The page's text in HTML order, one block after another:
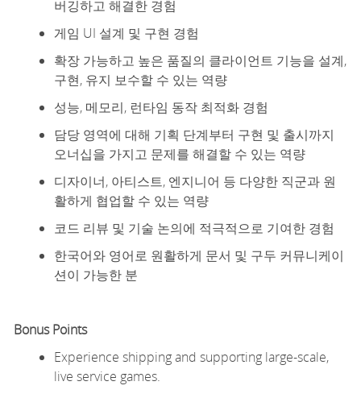
버깅하고 해결한 경험
게임 UI 설계 및 구현 경험
확장 가능하고 높은 품질의 클라이언트 기능을 설계,
구현, 유지 보수할 수 있는 역량
성능, 메모리, 런타임 동작 최적화 경험
담당 영역에 대해 기획 단계부터 구현 및 출시까지
오너십을 가지고 문제를 해결할 수 있는 역량
디자이너, 아티스트, 엔지니어 등 다양한 직군과 원
활하게 협업할 수 있는 역량
코드 리뷰 및 기술 논의에 적극적으로 기여한 경험
한국어와 영어로 원활하게 문서 및 구두 커뮤니케이
션이 가능한 분
Bonus Points
Experience shipping and supporting large-scale,
live service games.